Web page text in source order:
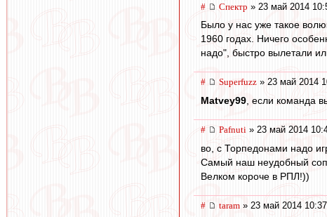
# Спектр » 23 май 2014
Было у нас уже такое
1960 годах. Ничего
надо", быстро вылетали
# Superfuzz » 23 май 2014
Matvey99 , если команда
# Pafnuti » 23 май 2014
во, с Торпедонами надо
Самый наш неудобный
Велком короче в РПЛ!))
# taram » 23 май 2014 10:37